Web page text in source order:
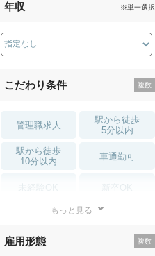
薬局・
年収 ※単一選択
こだわり条件
管理職求人
駅から徒歩
5分以内
駅から徒歩
10分以内
車通勤可
住宅手当・補助
もっと見る
雇用形態